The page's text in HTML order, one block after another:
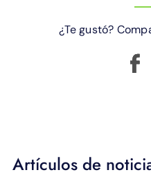
¿Te gustó?
Artículos de